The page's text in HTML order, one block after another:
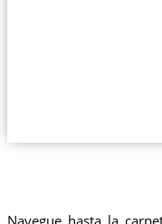
Navegue hasta la